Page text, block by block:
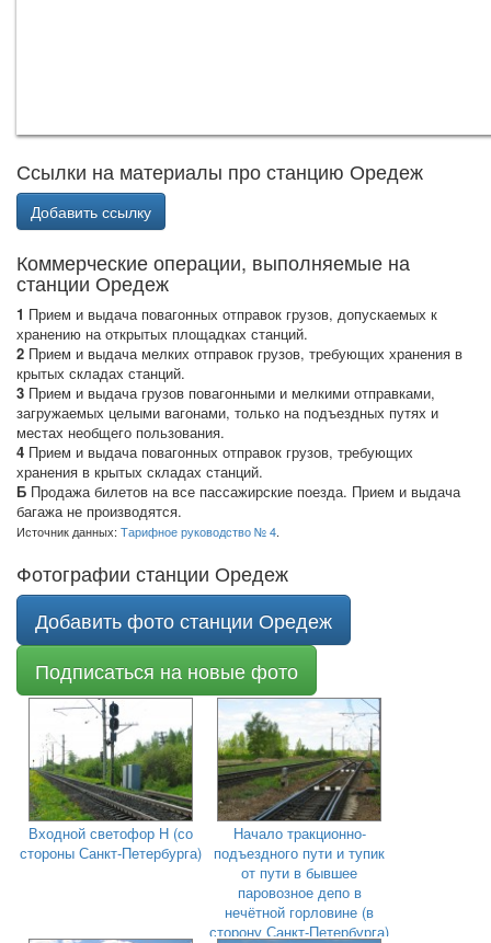
Ссылки на материалы про станцию Оредеж
Добавить ссылку
Коммерческие операции, выполняемые на
станции Оредеж
1 Прием и выдача повагонных отправок грузов, допускаемых к
хранению на открытых площадках станций.
2 Прием и выдача мелких отправок грузов, требующих хранения в
крытых складах станций.
3 Прием и выдача грузов повагонными и мелкими отправками,
загружаемых целыми вагонами, только на подъездных путях и
местах необщего пользования.
4 Прием и выдача повагонных отправок грузов, требующих
хранения в крытых складах станций.
Б Продажа билетов на все пассажирские поезда. Прием и выдача
багажа не производятся.
Источник данных: Тарифное руководство № 4.
Фотографии станции Оредеж
Добавить фото станции Оредеж
Подписаться на новые фото
Входной светофор Н (со
стороны Санкт-Петербурга)
Начало тракционно-
подъездного пути и тупик
от пути в бывшее
паровозное депо в
нечётной горловине (в
сторону Санкт-Петербурга)